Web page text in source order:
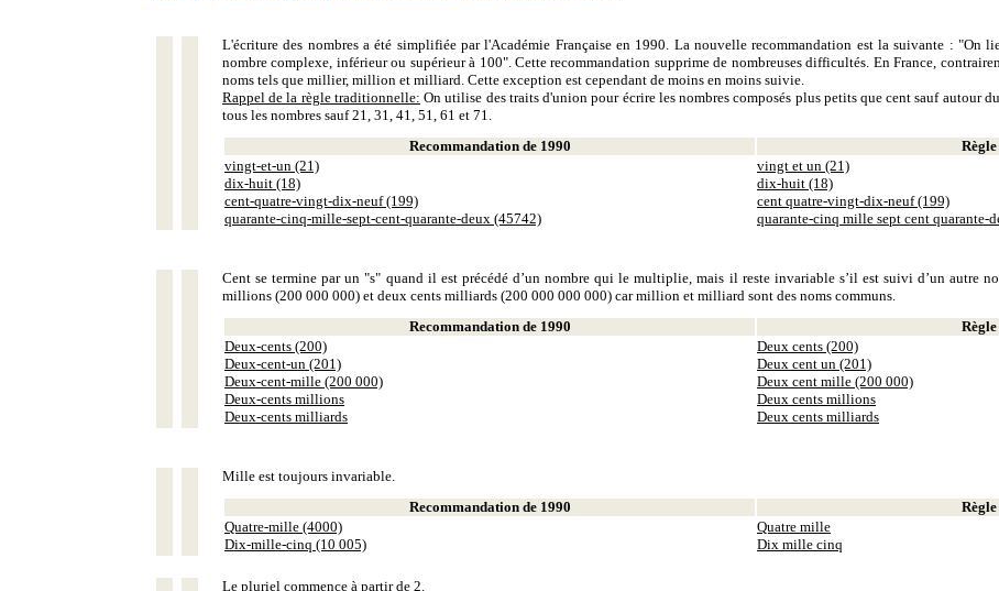
L'écriture des nombres a été simplifiée par l'Académie Française en 1990. La nouvelle recommandation est la suivante : "On
nombre complexe, inférieur ou supérieur à 100". Cette recommandation supprime de nombreuses difficultés. En France,
noms tels que millier, million et milliard. Cette exception est cependant de moins en moins suivie.
Rappel de la règle traditionnelle: On utilise des traits d'union pour écrire les nombres composés plus petits que cent sauf autour
tous les nombres sauf 21, 31, 41, 51, 61 et 71.
Recommandation de 1990
vingt-et-un (21)
dix-huit (18)
cent-quatre-vingt-dix-neuf (199)
quarante-cinq-mille-sept-cent-quarante-deux (45742)
vingt et un (21)
dix-huit (18)
cent quatre-vingt-dix-neuf (199)
quarante-cinq mille sept cent quarante-
Cent se termine par un "s" quand il est précédé d’un nombre qui le multiplie, mais il reste invariable s’il est suivi d’un autre
millions (200 000 000) et deux cents milliards (200 000 000 000) car million et milliard sont des noms communs.
Recommandation de 1990
Deux-cents (200)
Deux-cent-un (201)
Deux-cent-mille (200 000)
Deux-cents millions
Deux-cents milliards
Deux cents (200)
Deux cent un (201)
Deux cent mille (200 000)
Deux cents millions
Deux cents milliards
Mille est toujours invariable.
Recommandation de 1990
Quatre-mille (4000)
Dix-mille-cinq (10 005)
Quatre mille
Dix mille cinq
Le pluriel commence à partir de 2.